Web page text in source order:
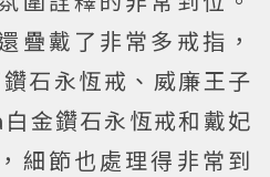
疊戴了非常多戒指，
石永恆戒、威廉王子
金鑽石永恆戒和戴妃
細節也處理得非常到